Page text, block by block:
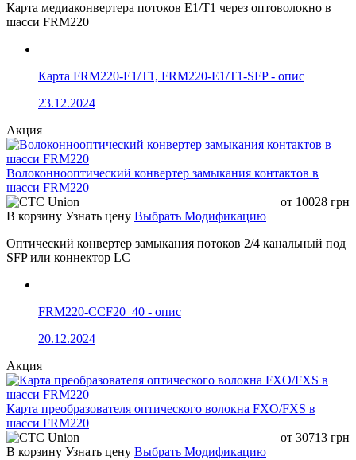
Карта медиаконвертера потоков E1/T1 через оптоволокно в
шасси FRM220
Карта FRM220-E1/T1, FRM220-E1/T1-SFP - опис
23.12.2024
Акция
Волоконнооптический конвертер замыкания контактов в
шасси FRM220
от 10028 грн
В корзину Узнать цену Выбрать Модификацию
Оптический конвертер замыкания потоков 2/4 канальный под
SFP или коннектор LC
FRM220-CCF20_40 - опис
20.12.2024
Акция
Карта преобразователя оптического волокна FXO/FXS в
шасси FRM220
от 30713 грн
В корзину Узнать цену Выбрать Модификацию